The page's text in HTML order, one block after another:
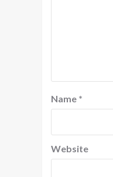
Name *
Website